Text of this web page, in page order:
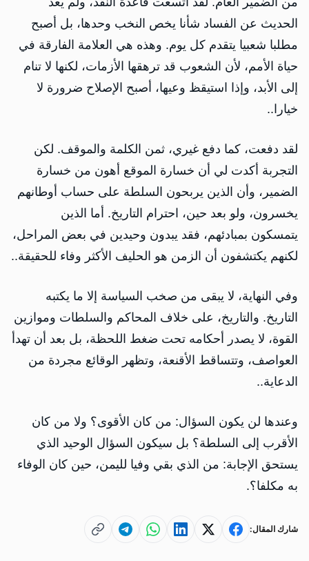
الحديث عن الفساد شأنا يخص النخب وحدها، بل أصبح
مطلبا شعبيا يتقدم كل يوم. وهذه هي العلامة الفارقة في
حياة الأمم، لأن الشعوب قد ترهقها الأزمات، لكنها لا تنام
إلى الأبد، وإذا استيقظ وعيها، أصبح الإصلاح ضرورة لا
خيارا..
لقد دفعت، كما دفع غيري، ثمن الكلمة والموقف. لكن
التجربة أكدت لي أن خسارة الموقع أهون من خسارة
الضمير، وأن الذين يربحون السلطة على حساب أوطانهم
يخسرون، ولو بعد حين، احترام التاريخ. أما الذين
يتمسكون بمبادئهم، فقد يبدون وحيدين في بعض المراحل،
لكنهم يكتشفون أن الزمن هو الحليف الأكثر وفاء للحقيقة..
وفي النهاية، لا يبقى من صخب السياسة إلا ما يكتبه
التاريخ. والتاريخ، على خلاف المحاكم والسلطات وموازين
القوة، لا يصدر أحكامه تحت ضغط اللحظة، بل بعد أن تهدأ
العواصف، وتتساقط الأقنعة، وتظهر الوقائع مجردة من
الدعاية..
وعندها لن يكون السؤال: من كان الأقوى؟ ولا من كان
الأقرب إلى السلطة؟ بل سيكون السؤال الوحيد الذي
يستحق الإجابة: من الذي بقي وفيا لليمن، حين كان الوفاء
به مكلفا؟.
شارك المقال: